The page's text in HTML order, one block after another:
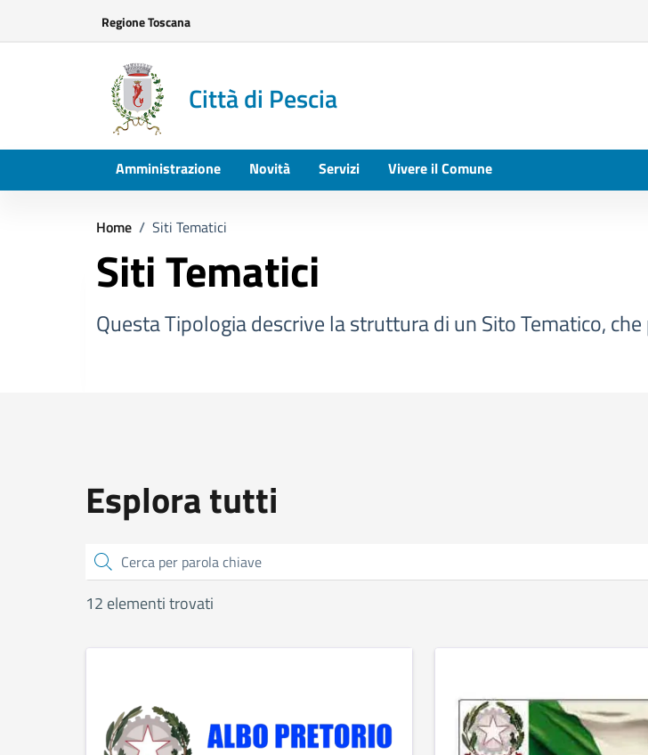
Regione Toscana
Città di Pescia
Amministrazione Novità Servizi Vivere il Comune
Home / Siti Tematici
Siti Tematici
Questa Tipologia descrive la struttura di un Sito Tematico,
Esplora tutti
Cerca
12 elementi trovati